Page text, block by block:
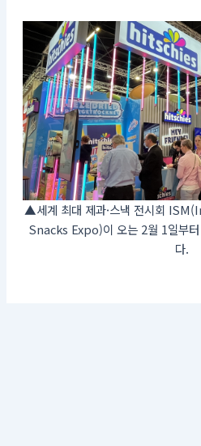
▲세계 최대 제과·스낵 전시회
Snacks Expo)이 오는 2월 1일부터
다.